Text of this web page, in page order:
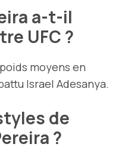
a-t-il
UFC ?
moyens en
Israel Adesanya.
de
?